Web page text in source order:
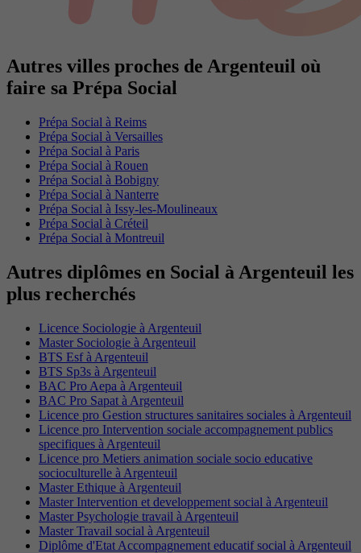
Autres villes proches de Argenteuil où
faire sa Prépa Social
Prépa Social à Reims
Prépa Social à Versailles
Prépa Social à Paris
Prépa Social à Rouen
Prépa Social à Bobigny
Prépa Social à Nanterre
Prépa Social à Issy-les-Moulineaux
Prépa Social à Créteil
Prépa Social à Montreuil
Autres diplômes en Social à Argenteuil les
plus recherchés
Licence Sociologie à Argenteuil
Master Sociologie à Argenteuil
BTS Esf à Argenteuil
BTS Sp3s à Argenteuil
BAC Pro Aepa à Argenteuil
BAC Pro Sapat à Argenteuil
Licence pro Gestion structures sanitaires sociales à Argenteuil
Licence pro Intervention sociale accompagnement publics
specifiques à Argenteuil
Licence pro Metiers animation sociale socio educative
socioculturelle à Argenteuil
Master Ethique à Argenteuil
Master Intervention et developpement social à Argenteuil
Master Psychologie travail à Argenteuil
Master Travail social à Argenteuil
Diplôme d'Etat Accompagnement educatif social à Argenteuil